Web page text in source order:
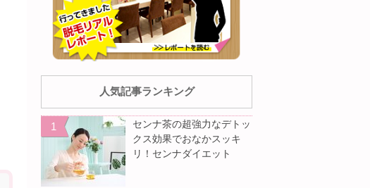
人気記事ランキング
センナ茶の超強力なデトッ
クス効果でおなかスッキ
リ！センナダイエット